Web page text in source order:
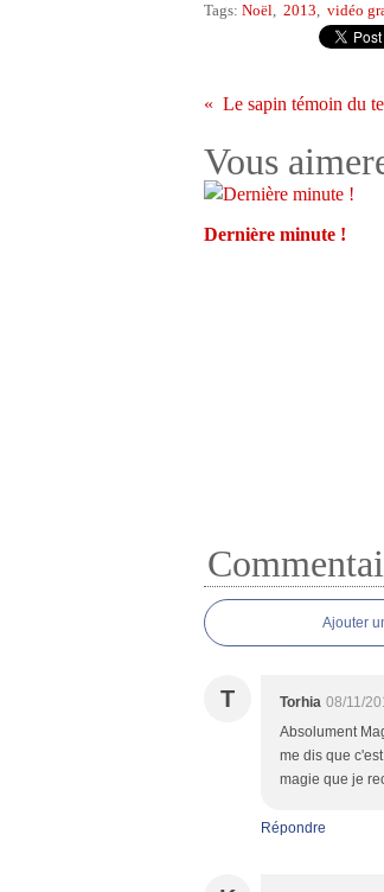
Tags: Noël, 2013, vidéo
Le sapin témoin du
Vous
Dernière minute !
Ajouter
T Torhia 08/11/
Absolument
me dis que
magie que je
Répondre